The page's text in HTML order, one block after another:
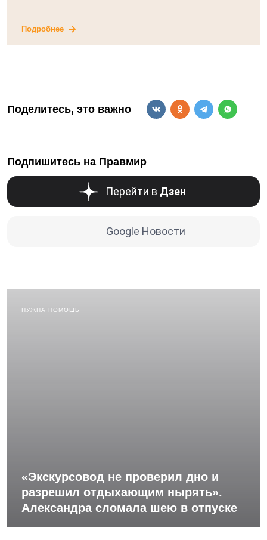
Подробнее
Поделитесь, это важно
Подпишитесь на Правмир
Перейти в Дзен
Google Новости
НУЖНА ПОМОЩЬ
«Экскурсовод не проверил дно и
разрешил отдыхающим нырять».
Александра сломала шею в отпуске